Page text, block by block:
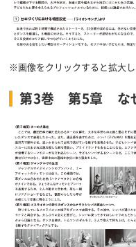
※画像をクリックすると拡大し
第3巻 第5章 な